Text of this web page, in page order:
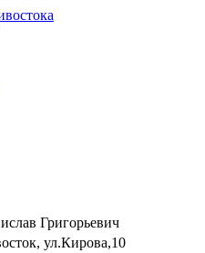
Григорьевич
ул.Кирова,10